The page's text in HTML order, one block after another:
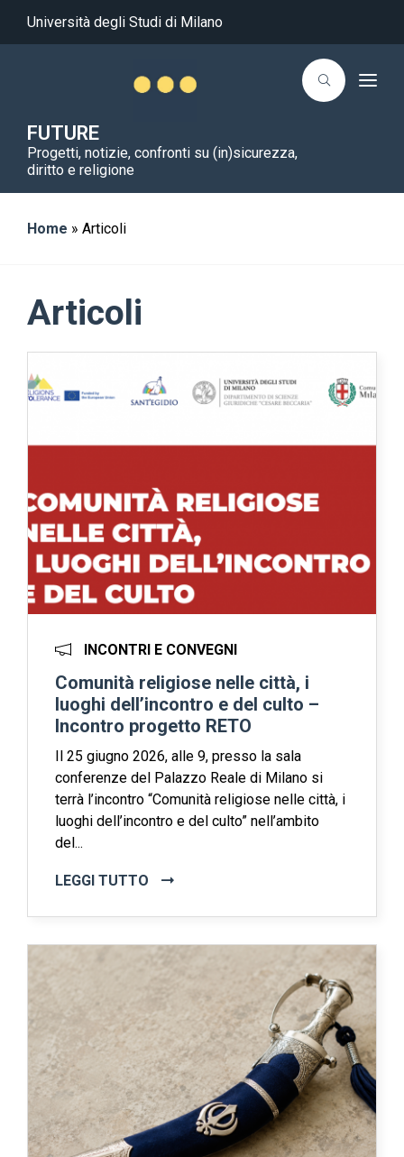
Università degli Studi di Milano
FUTURE
Progetti, notizie, confronti su (in)sicurezza,
diritto e religione
T
v
Home » Articoli
Articoli
INCONTRI E CONVEGNI
Comunità religiose nelle città, i
luoghi dell’incontro e del culto –
Incontro progetto RETO
Il 25 giugno 2026, alle 9, presso la sala
conferenze del Palazzo Reale di Milano si
terrà l’incontro “Comunità religiose nelle città, i
luoghi dell’incontro e del culto” nell’ambito
del...
LEGGI TUTTO